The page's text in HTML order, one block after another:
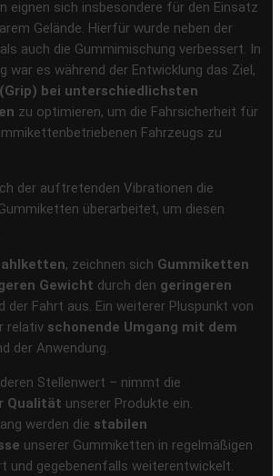
eignen sich insbesondere für den Einsatz
Gelände. Hierfür wurde neben der
auch die Gummimischung verbessert. In
war es während der Entwicklung das Ziel,
bei unterschiedlichsten
zu optimieren, um die Fahrsicherheit für
Fahrzeugs zu
der auftretenden Vibrationen die
überarbeitet, um diesen
, zeichnen sich Gummiketten
Gewicht durch den geringeren
der Fahrt aus. Ein weiterer Pluspunkt von
relativ schonende Umgang mit dem
der Anwendung.
Stellenwert – nimmt die
Qualität unserer Produkte ein.
werden die stabilen
unserer Gummiketten in regelmäßigen
und gegebenenfalls weiterentwickelt.